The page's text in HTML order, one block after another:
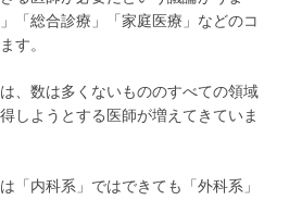
「総合診療」「家庭医療」などのコ
す。
、数は多くないもののすべての領域
しようとする医師が増えてきていま
「内科系」ではできても「外科系」